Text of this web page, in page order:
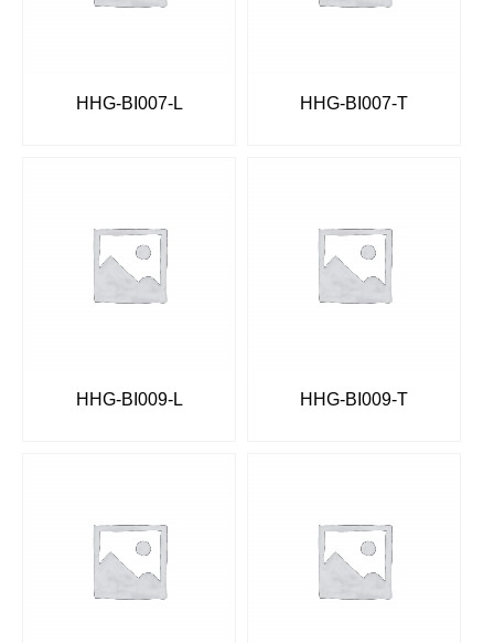
HHG-BI007-L HHG-BI007-T
HHG-BI009-L HHG-BI009-T